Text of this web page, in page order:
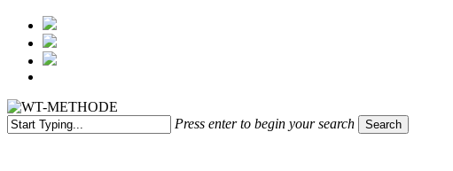
Press enter to begin your search Search